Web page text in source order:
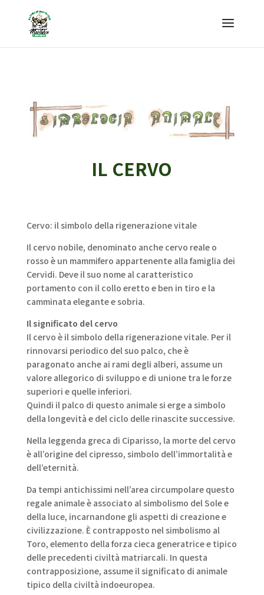
IL CERVO
Cervo: il simbolo della rigenerazione vitale
Il cervo nobile, denominato anche cervo reale o
rosso è un mammifero appartenente alla famiglia dei
Cervidi. Deve il suo nome al caratteristico
portamento con il collo eretto e ben in tiro e la
camminata elegante e sobria.
Il significato del cervo
Il cervo è il simbolo della rigenerazione vitale. Per il
rinnovarsi periodico del suo palco, che è
paragonato anche ai rami degli alberi, assume un
valore allegorico di sviluppo e di unione tra le forze
superiori e quelle inferiori.
Quindi il palco di questo animale si erge a simbolo
della longevità e del ciclo delle rinascite successive.
Nella leggenda greca di Ciparisso, la morte del cervo
è all’origine del cipresso, simbolo dell’immortalità e
dell’eternità.
Da tempi antichissimi nell’area circumpolare questo
regale animale è associato al simbolismo del Sole e
della luce, incarnandone gli aspetti di creazione e
civilizzazione. È contrapposto nel simbolismo al
Toro, elemento della forza cieca generatrice e tipico
delle precedenti civiltà matriarcali. In questa
contrapposizione, assume il significato di animale
tipico della civiltà indoeuropea.